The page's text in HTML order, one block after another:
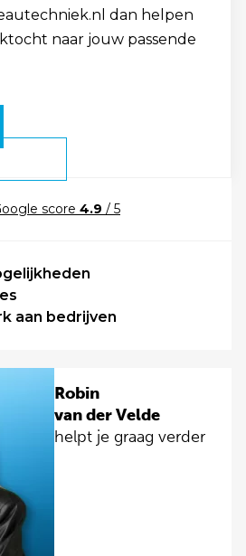
dan helpen
naar jouw passende
score 4.9 / 5
aan bedrijven
Robin
van der Velde
helpt je graag verder